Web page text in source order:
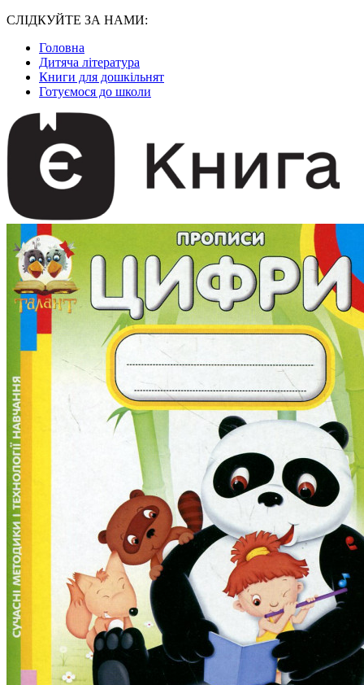
СЛІДКУЙТЕ ЗА НАМИ:
Головна
Дитяча література
Книги для дошкільнят
Готуємося до школи